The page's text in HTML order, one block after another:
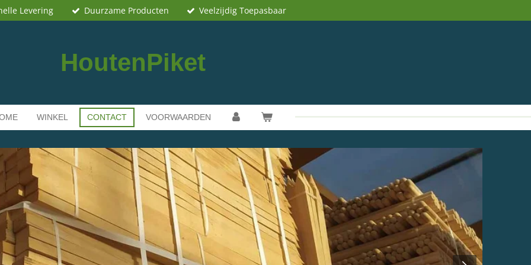
Levering Duurzame Producten Veelzijdig Toepasbaar
HoutenPiket
WINKEL CONTACT VOORWAARDEN